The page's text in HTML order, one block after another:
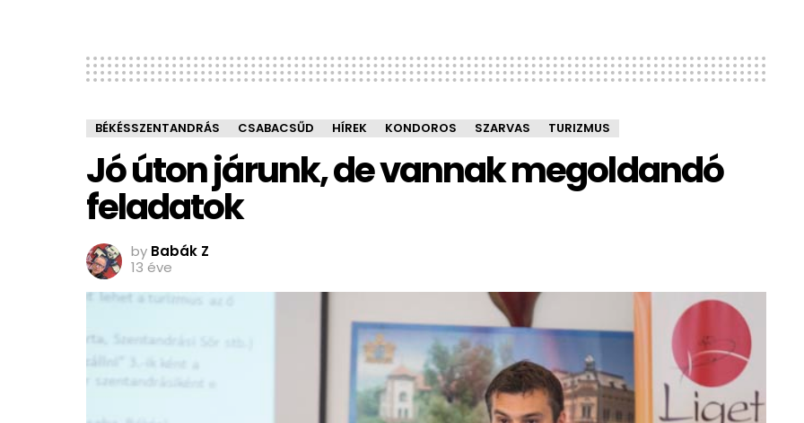
BÉKÉSSZENTANDRÁS CSABACSŰD HÍREK KONDOROS SZARVAS TURIZMUS
Jó úton járunk, de vannak megoldandó
feladatok
by Babák Z
13 éve